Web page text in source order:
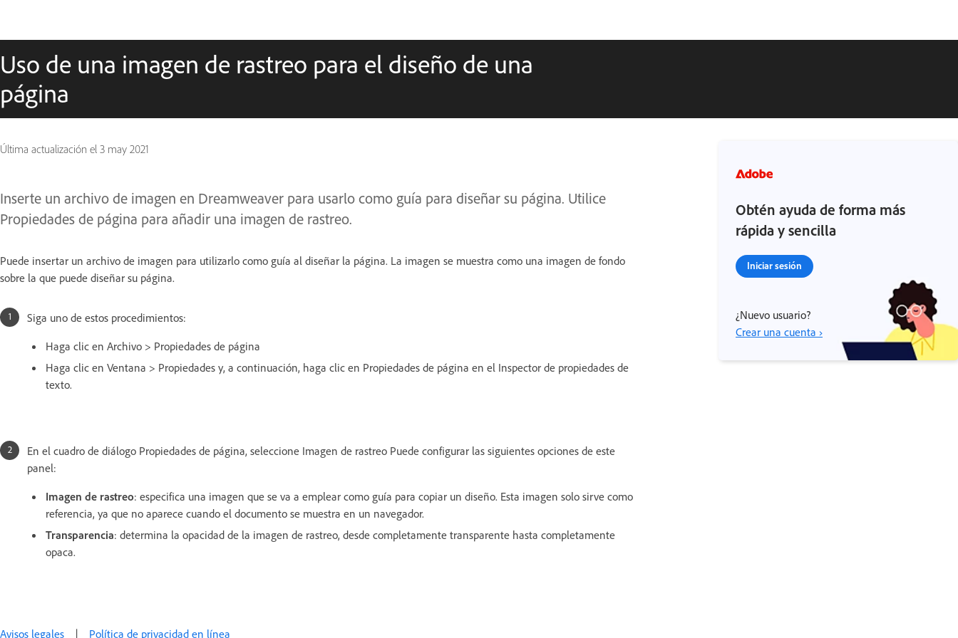
Uso de una imagen de rastreo para el diseño de una
página
Última actualización el 3 may 2021
Inserte un archivo de imagen en Dreamweaver para usarlo como guía para diseñar su página. Utilice
Propiedades de página para añadir una imagen de rastreo.
Puede insertar un archivo de imagen para utilizarlo como guía al diseñar la página. La imagen se muestra como una imagen de fondo
sobre la que puede diseñar su página.
Siga uno de estos procedimientos:
Haga clic en Archivo > Propiedades de página
Haga clic en Ventana > Propiedades y, a continuación, haga clic en Propiedades de página en el Inspector de propiedades de
texto.
En el cuadro de diálogo Propiedades de página, seleccione Imagen de rastreo Puede configurar las siguientes opciones de este
panel:
Imagen de rastreo: especifica una imagen que se va a emplear como guía para copiar un diseño. Esta imagen solo sirve como
referencia, ya que no aparece cuando el documento se muestra en un navegador.
Transparencia: determina la opacidad de la imagen de rastreo, desde completamente transparente hasta completamente
opaca.
Obtén ayuda de forma más
rápida y sencilla
Iniciar sesión
¿Nuevo usuario?
Crear una cuenta ›
Avisos legales | Política de privacidad en línea